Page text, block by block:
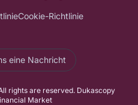
Cookie-Richtlinie
eine Nachricht
rights are reserved. Dukascopy
Market